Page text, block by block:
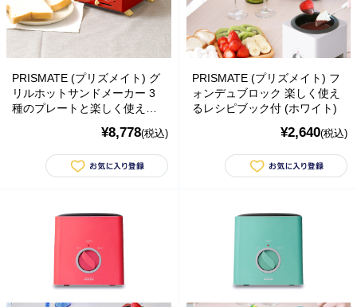
PRISMATE (プリズメイト) グ
リルホットサンドメーカー 3
種のプレートと楽しく使える
¥8,778(税込)
PRISMATE (プリズメイト) フ
ォンデュブロック 楽しく使え
るレシピブック付 (ホワイト)
¥2,640(税込)